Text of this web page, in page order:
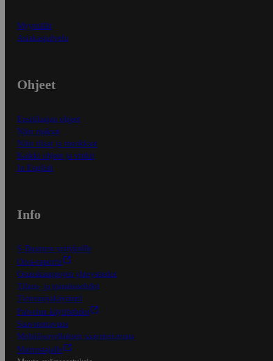
Myymälät
Asiakaspalvelu
Ohjeet
Ensitilaajan ohjeet
Näin maksat
Näin tilaat ja muokkaat
Kaikki ohjeet ja vinkit
In English
Info
S-Business yrityksille
Oiva-raportit
Osuuskauppojen yhteystiedot
Tilaus- ja toimitusehdot
Tietosuojakäytäntö
Palvelun käyttöehdot
Saavutettavuus
Mobiilisovelluksen saavutettavuus
Mainostajalle